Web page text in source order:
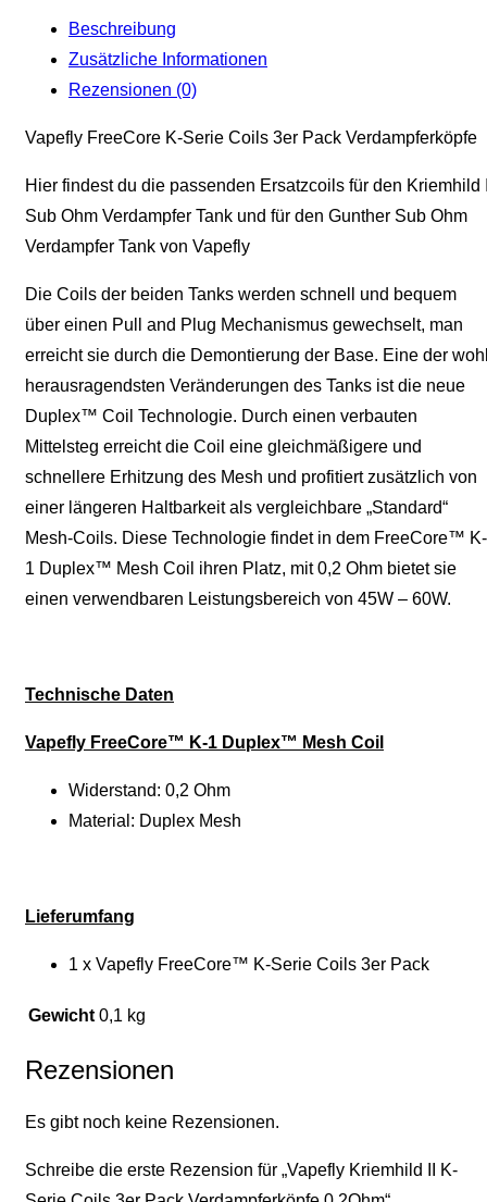
Beschreibung
Zusätzliche Informationen
Rezensionen (0)
Vapefly FreeCore K-Serie Coils 3er Pack Verdampferköpfe
Hier findest du die passenden Ersatzcoils für den Kriemhild
Sub Ohm Verdampfer Tank und für den Gunther Sub Ohm
Verdampfer Tank von Vapefly
Die Coils der beiden Tanks werden schnell und bequem
über einen Pull and Plug Mechanismus gewechselt, man
erreicht sie durch die Demontierung der Base. Eine der
herausragendsten Veränderungen des Tanks ist die neue
Duplex™ Coil Technologie. Durch einen verbauten
Mittelsteg erreicht die Coil eine gleichmäßigere und
schnellere Erhitzung des Mesh und profitiert zusätzlich von
einer längeren Haltbarkeit als vergleichbare „Standard“
Mesh-Coils. Diese Technologie findet in dem FreeCore™ K-
1 Duplex™ Mesh Coil ihren Platz, mit 0,2 Ohm bietet sie
einen verwendbaren Leistungsbereich von 45W – 60W.
Technische Daten
Vapefly FreeCore™ K-1 Duplex™ Mesh Coil
Widerstand: 0,2 Ohm
Material: Duplex Mesh
Lieferumfang
1 x Vapefly FreeCore™ K-Serie Coils 3er Pack
Gewicht 0,1 kg
Rezensionen
Es gibt noch keine Rezensionen.
Schreibe die erste Rezension für „Vapefly Kriemhild II K-